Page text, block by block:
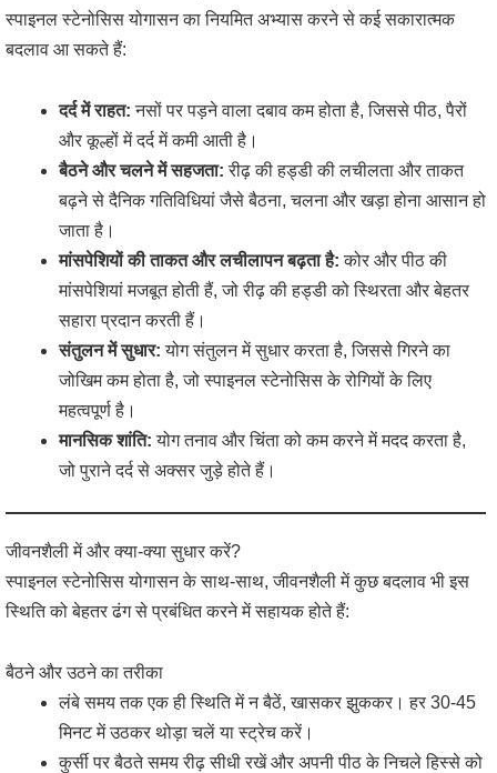
स्पाइनल स्टेनोसिस योगासन का नियमित अभ्यास करने से कई सकारात्मक
बदलाव आ सकते हैं:
दर्द में राहत: नसों पर पड़ने वाला दबाव कम होता है, जिससे पीठ, पैरों
और कूल्हों में दर्द में कमी आती है।
बैठने और चलने में सहजता: रीढ़ की हड्डी की लचीलता और ताकत
बढ़ने से दैनिक गतिविधियां जैसे बैठना, चलना और खड़ा होना आसान हो
जाता है।
मांसपेशियों की ताकत और लचीलापन बढ़ता है: कोर और पीठ की
मांसपेशियां मजबूत होती हैं, जो रीढ़ की हड्डी को स्थिरता और बेहतर
सहारा प्रदान करती हैं।
संतुलन में सुधार: योग संतुलन में सुधार करता है, जिससे गिरने का
जोखिम कम होता है, जो स्पाइनल स्टेनोसिस के रोगियों के लिए
महत्वपूर्ण है।
मानसिक शांति: योग तनाव और चिंता को कम करने में मदद करता है,
जो पुराने दर्द से अक्सर जुड़े होते हैं।
जीवनशैली में और क्या-क्या सुधार करें?
स्पाइनल स्टेनोसिस योगासन के साथ-साथ, जीवनशैली में कुछ बदलाव भी इस
स्थिति को बेहतर ढंग से प्रबंधित करने में सहायक होते हैं:
बैठने और उठने का तरीका
लंबे समय तक एक ही स्थिति में न बैठें, खासकर झुककर। हर 30-45
मिनट में उठकर थोड़ा चलें या स्ट्रेच करें।
कुर्सी पर बैठते समय रीढ़ सीधी रखें और अपनी पीठ के निचले हिस्से को